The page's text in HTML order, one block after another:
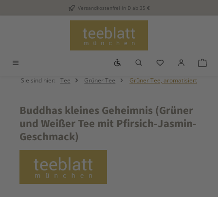
Zum Hauptinhalt springenVersandkostenfrei in D ab 35 €
Werkzeugleiste anzeigen
Du hast 0
Sie sind hier: Tee Grüner Tee Grüner Tee, aromatisiert
Buddhas kleines Geheimnis (Grüner
und Weißer Tee mit Pfirsich-Jasmin-
Geschmack)